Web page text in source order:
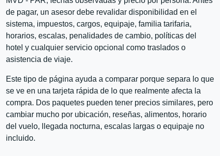
de pagar, un asesor debe revalidar disponibilidad en el
sistema, impuestos, cargos, equipaje, familia tarifaria,
horarios, escalas, penalidades de cambio, políticas del
hotel y cualquier servicio opcional como traslados o
asistencia de viaje.
Este tipo de página ayuda a comparar porque separa lo que
se ve en una tarjeta rápida de lo que realmente afecta la
compra. Dos paquetes pueden tener precios similares, pero
cambiar mucho por ubicación, reseñas, alimentos, horario
del vuelo, llegada nocturna, escalas largas o equipaje no
incluido.